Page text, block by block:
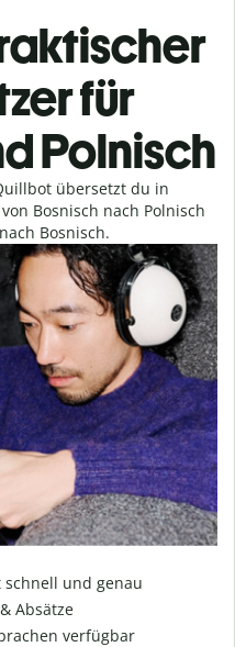
für
Polnisch
übersetzt du in
Bosnisch nach Polnisch
Bosnisch.
schnell und genau
Absätze
verfügbar